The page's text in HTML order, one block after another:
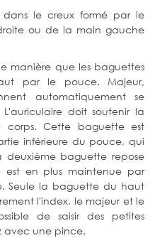
le creux formé par le
ou de la main gauche
manière que les baguettes
par le pouce. Majeur,
automatiquement se
doit soutenir la
corps. Cette baguette est
inférieure du pouce, qui
deuxième baguette repose
est en plus maintenue par
Seule la baguette du haut
l'index, le majeur et le
de saisir des petites
avec une pince.